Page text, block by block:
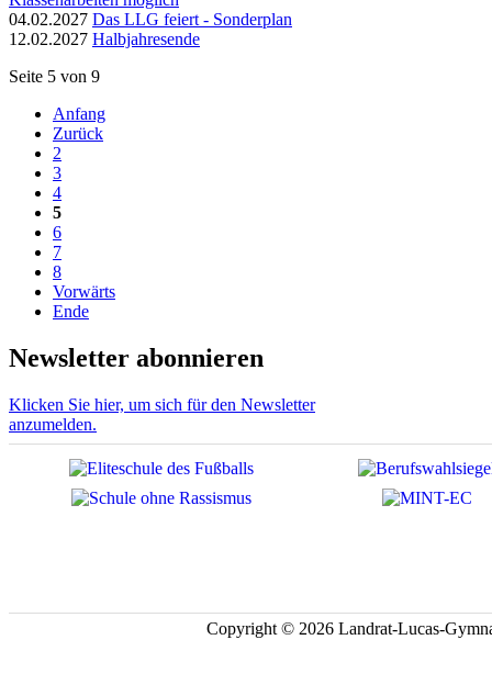
04.02.2027 Das LLG feiert - Sonderplan
12.02.2027 Halbjahresende
Seite 5 von 9
Anfang
Zurück
2
3
4
5
6
7
8
Vorwärts
Ende
Newsletter abonnieren
Klicken Sie hier, um sich für den Newsletter
anzumelden.
Copyright © 2026 Landrat-Lucas-